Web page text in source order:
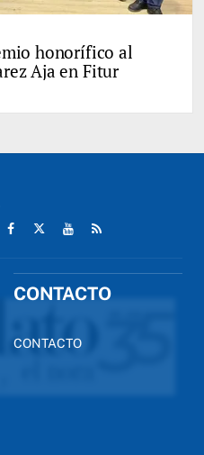
honorífico al
Aja en Fitur
CONTACTO
CONTACTO